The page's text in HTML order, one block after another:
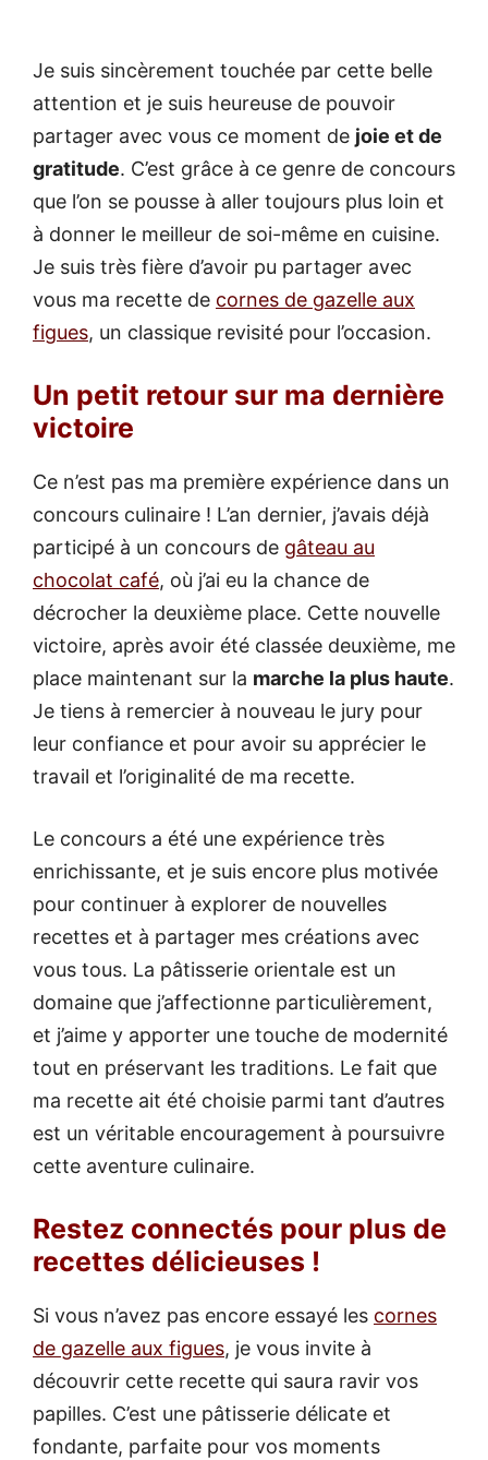
Je suis sincèrement touchée par cette belle
attention et je suis heureuse de pouvoir
partager avec vous ce moment de joie et de
gratitude. C’est grâce à ce genre de concours
que l’on se pousse à aller toujours plus loin et
à donner le meilleur de soi-même en cuisine.
Je suis très fière d’avoir pu partager avec
vous ma recette de cornes de gazelle aux
figues, un classique revisité pour l’occasion.
Un petit retour sur ma dernière
victoire
Ce n’est pas ma première expérience dans un
concours culinaire ! L’an dernier, j’avais déjà
participé à un concours de gâteau au
chocolat café, où j’ai eu la chance de
décrocher la deuxième place. Cette nouvelle
victoire, après avoir été classée deuxième, me
place maintenant sur la marche la plus haute.
Je tiens à remercier à nouveau le jury pour
leur confiance et pour avoir su apprécier le
travail et l’originalité de ma recette.
Le concours a été une expérience très
enrichissante, et je suis encore plus motivée
pour continuer à explorer de nouvelles
recettes et à partager mes créations avec
vous tous. La pâtisserie orientale est un
domaine que j’affectionne particulièrement,
et j’aime y apporter une touche de modernité
tout en préservant les traditions. Le fait que
ma recette ait été choisie parmi tant d’autres
est un véritable encouragement à poursuivre
cette aventure culinaire.
Restez connectés pour plus de
recettes délicieuses !
Si vous n’avez pas encore essayé les cornes
de gazelle aux figues, je vous invite à
découvrir cette recette qui saura ravir vos
papilles. C’est une pâtisserie délicate et
fondante, parfaite pour vos moments